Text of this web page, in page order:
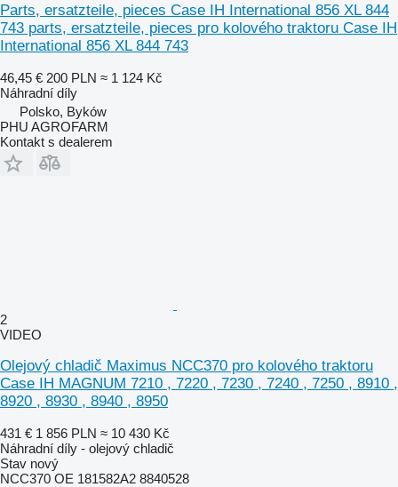
Parts, ersatzteile, pieces Case IH International 856 XL 844
743 parts, ersatzteile, pieces pro kolového traktoru Case IH
International 856 XL 844 743
46,45 € 200 PLN ≈ 1 124 Kč
Náhradní díly
Polsko, Byków
PHU AGROFARM
Kontakt s dealerem
2
VIDEO
Olejový chladič Maximus NCC370 pro kolového traktoru
Case IH MAGNUM 7210 , 7220 , 7230 , 7240 , 7250 , 8910 ,
8920 , 8930 , 8940 , 8950
431 € 1 856 PLN ≈ 10 430 Kč
Náhradní díly - olejový chladič
Stav nový
NCC370 OE 181582A2 8840528